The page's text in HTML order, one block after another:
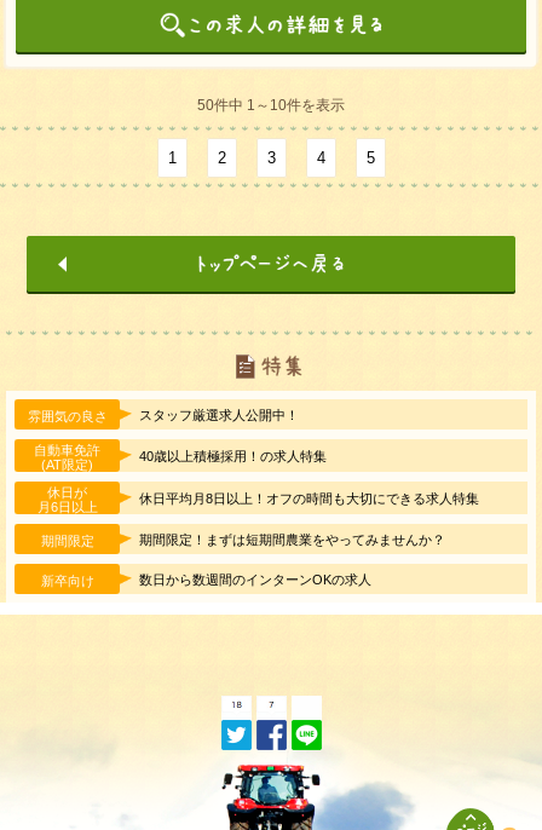
50件中 1～10件を表示
1 2 3 4 5
雰囲気の良さ スタッフ厳選求人公開中！
自動車免許
(AT限定)
40歳以上積極採用！の求人特集
休日が
月6日以上
休日平均月8日以上！オフの時間も大切にできる求人特集
期間限定 期間限定！まずは短期間農業をやってみませんか？
新卒向け 数日から数週間のインターンOKの求人